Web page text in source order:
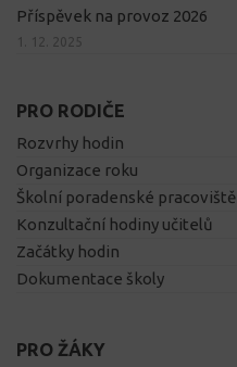
Příspěvek na provoz 2026
1. 12. 2025
PRO RODIČE
Rozvrhy hodin
Organizace roku
Školní poradenské pracoviště
Konzultační hodiny učitelů
Začátky hodin
Dokumentace školy
PRO ŽÁKY